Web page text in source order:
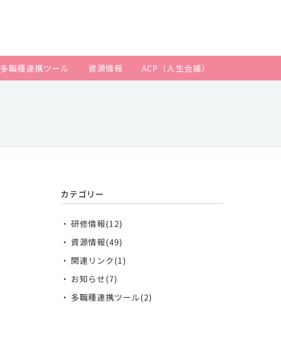
多職種連携ツール 資源情報 ACP（人生会議）
カテゴリー
研修情報(12)
資源情報(49)
関連リンク(1)
お知らせ(7)
多職種連携ツール(2)